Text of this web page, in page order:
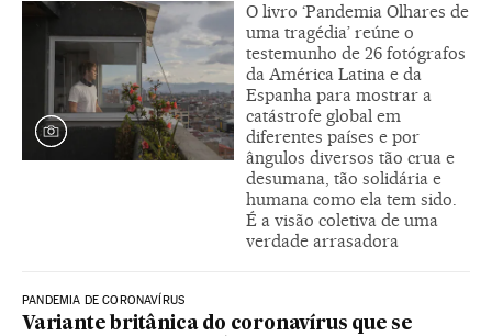
O livro ‘Pandemia Olhares de
uma tragédia’ reúne o
testemunho de 26 fotógrafos
da América Latina e da
Espanha para mostrar a
catástrofe global em
diferentes países e por
ângulos diversos tão crua e
desumana, tão solidária e
humana como ela tem sido.
É a visão coletiva de uma
verdade arrasadora
PANDEMIA DE CORONAVÍRUS
Variante britânica do coronavírus que se